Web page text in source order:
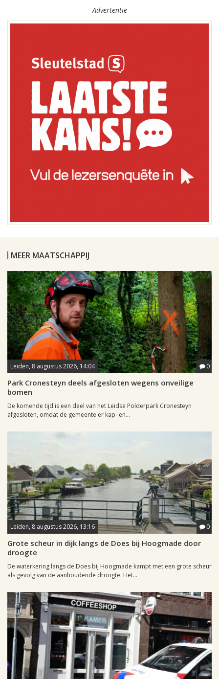
Advertentie
MEER MAATSCHAPPIJ
Leiden, 8 augustus 2026, 14:04 0
Park Cronesteyn deels afgesloten wegens onveilige
bomen
De komende tijd is een deel van het Leidse Polderpark Cronesteyn
afgesloten, omdat de gemeente er kap- en...
Leiden, 8 augustus 2026, 13:16 0
Grote scheur in dijk langs de Does bij Hoogmade door
droogte
De waterkering langs de Does bij Hoogmade kampt met een grote scheur
als gevolg van de aanhoudende droogte. Het...